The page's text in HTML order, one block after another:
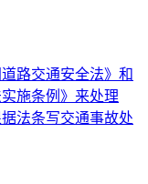
路交通安全法》和
施条例》来处理
法条写交通事故处